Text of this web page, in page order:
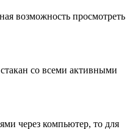
возможность просмотреть
со всеми активными
через компьютер, то для